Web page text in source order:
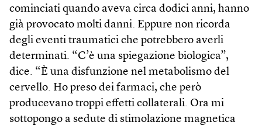
cominciati quando aveva circa dodici anni, hanno
già provocato molti danni. Eppure non ricorda
degli eventi traumatici che potrebbero averli
determinati. “C’è una spiegazione biologica”,
dice. “È una disfunzione nel metabolismo del
cervello. Ho preso dei farmaci, che però
producevano troppi effetti collaterali. Ora mi
sottopongo a sedute di stimolazione magnetica